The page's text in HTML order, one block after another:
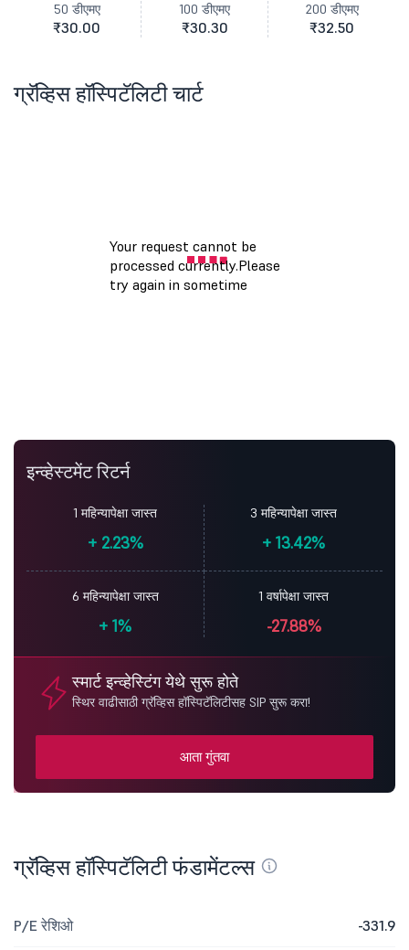
50 डीएमए
₹30.00
100 डीएमए
₹30.30
200 डीएमए
₹32.50
ग्रॅव्हिस हॉस्पिटॅलिटी चार्ट
इन्व्हेस्टमेंट रिटर्न
1 महिन्यापेक्षा जास्त
+2.23%
3 महिन्यापेक्षा जास्त
+ 13.42%
6 महिन्यापेक्षा जास्त
+ 1%
1 वर्षापेक्षा जास्त
-27.88%
स्मार्ट इन्व्हेस्टिंग येथे सुरू होते
स्थिर वाढीसाठी ग्रॅव्हिस हॉस्पिटॅलिटीसह SIP सुरू करा!
आता गुंतवा
ग्रॅव्हिस हॉस्पिटॅलिटी फंडामेंटल्स
P/E रेशिओ -331.9